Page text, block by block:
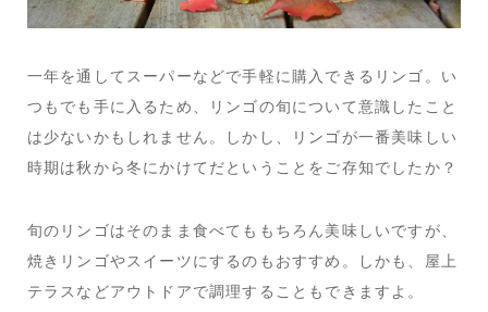
一年を通してスーパーなどで手軽に購入できるリンゴ。い
つもでも手に入るため、リンゴの旬について意識したこと
は少ないかもしれません。しかし、リンゴが一番美味しい
時期は秋から冬にかけてだということをご存知でしたか？
旬のリンゴはそのまま食べてももちろん美味しいですが、
焼きリンゴやスイーツにするのもおすすめ。しかも、屋上
テラスなどアウトドアで調理することもできますよ。